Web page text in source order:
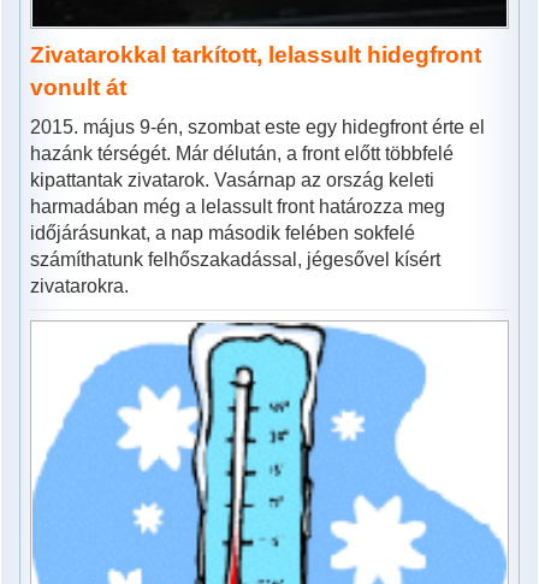
Zivatarokkal tarkított, lelassult hidegfront
vonult át
2015. május 9-én, szombat este egy hidegfront érte el
hazánk térségét. Már délután, a front előtt többfelé
kipattantak zivatarok. Vasárnap az ország keleti
harmadában még a lelassult front határozza meg
időjárásunkat, a nap második felében sokfelé
számíthatunk felhőszakadással, jégesővel kísért
zivatarokra.